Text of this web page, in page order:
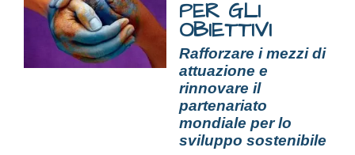
PER GLI
OBIETTIVI
Rafforzare i mezzi di
attuazione e
rinnovare il
partenariato
mondiale per lo
sviluppo sostenibile